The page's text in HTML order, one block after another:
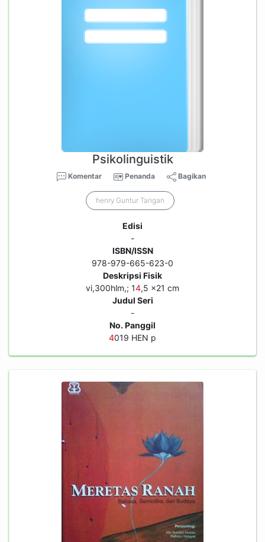
Psikolinguistik
Komentar Penanda Bagikan
henry Guntur Tarigan
Edisi
-
ISBN/ISSN
978-979-665-623-0
Deskripsi Fisik
vi,300hlm,; 14,5 x21 cm
Judul Seri
-
No. Panggil
4019 HEN p